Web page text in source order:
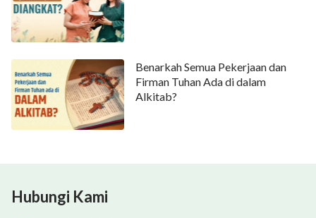
Benarkah Semua Pekerjaan dan
Firman Tuhan Ada di dalam
Alkitab?
Hubungi Kami